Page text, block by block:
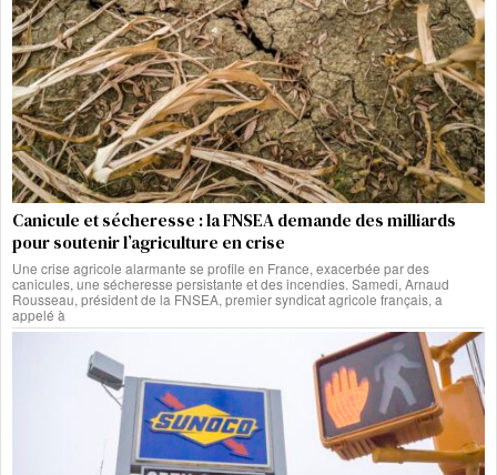
Canicule et sécheresse : la FNSEA demande des milliards
pour soutenir l’agriculture en crise
Une crise agricole alarmante se profile en France, exacerbée par des
canicules, une sécheresse persistante et des incendies. Samedi, Arnaud
Rousseau, président de la FNSEA, premier syndicat agricole français, a
appelé à